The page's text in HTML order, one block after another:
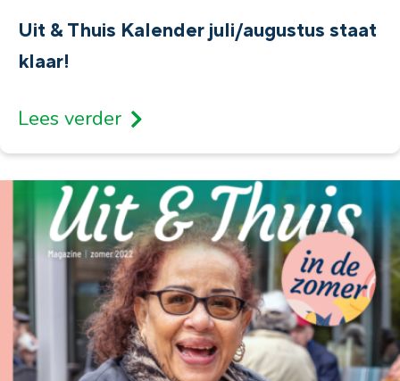
Uit & Thuis Kalender juli/augustus staat
klaar!
Lees verder